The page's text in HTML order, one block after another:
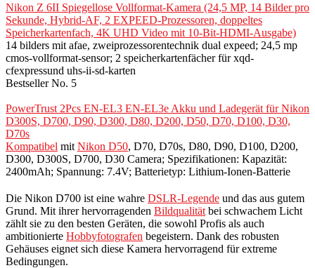
Nikon Z 6II Spiegellose Vollformat-Kamera (24,5 MP, 14 Bilder pro
Sekunde, Hybrid-AF, 2 EXPEED-Prozessoren, doppeltes
Speicherkartenfach, 4K UHD Video mit 10-Bit-HDMI-Ausgabe)
14 bilders mit afae, zweiprozessorentechnik dual expeed; 24,5 mp
cmos-vollformat-sensor; 2 speicherkartenfächer für xqd-
cfexpressund uhs-ii-sd-karten
Bestseller No. 5
PowerTrust 2Pcs EN-EL3 EN-EL3e Akku und Ladegerät für Nikon
D300S, D700, D90, D300, D80, D200, D50, D70, D100, D30,
D70s
Kompatibel mit Nikon D50, D70, D70s, D80, D90, D100, D200,
D300, D300S, D700, D30 Camera; Spezifikationen: Kapazität:
2400mAh; Spannung: 7.4V; Batterietyp: Lithium-Ionen-Batterie
Die Nikon D700 ist eine wahre DSLR-Legende und das aus gutem
Grund. Mit ihrer hervorragenden Bildqualität bei schwachem Licht
zählt sie zu den besten Geräten, die sowohl Profis als auch
ambitionierte Hobbyfotografen begeistern. Dank des robusten
Gehäuses eignet sich diese Kamera hervorragend für extreme
Bedingungen.